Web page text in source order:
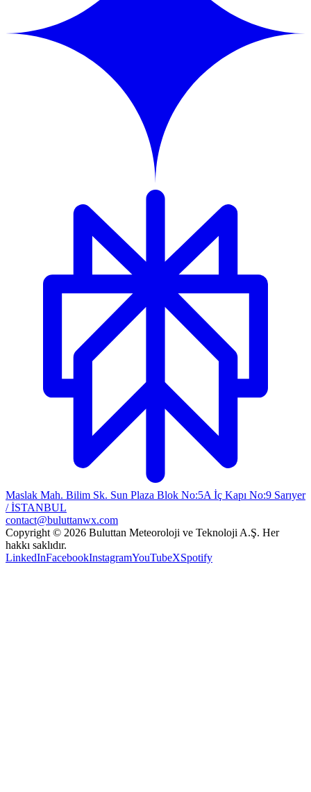
Maslak Mah. Bilim Sk. Sun Plaza Blok No:5A İç Kapı No:9 Sarıyer
/ İSTANBUL
contact@buluttanwx.com
Copyright © 2026 Buluttan Meteoroloji ve Teknoloji A.Ş. Her
hakkı saklıdır.
LinkedInFacebookInstagramYouTubeXSpotify